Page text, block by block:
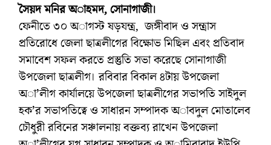
সৈয়দ মনির অাহমদ, সোনাগাজী।
ফেনীতে ৩০ অাগস্ট ষড়যন্ত্র, জঙ্গীবাদ ও সন্ত্রাস
প্রতিরোধে জেলা ছাত্রলীগের বিক্ষোভ মিছিল এবং প্রতিবাদ
সমাবেশ সফল করতে প্রস্তুতি সভা করেছে সোনাগাজী
উপজেলা ছাত্রলীগ। রবিবার বিকাল ৪টায় উপজেলা
অা’লীগ কার্যালয়ে উপজেলা ছাত্রলীগের সভাপতি সাইদুল
হক’র সভাপতিত্বে ও সাধারন সম্পাদক অাবদুল মোতালেব
চৌধুরী রবিনের সঞ্চালনায় বক্তব্য রাখেন উপজেলা